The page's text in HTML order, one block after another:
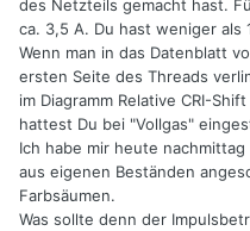
des Netzteils gemacht hast.
ca. 3,5 A. Du hast weniger als
Wenn man in das Datenblatt
ersten Seite des Threads
im Diagramm Relative CRI-
hattest Du bei "Vollgas"
Ich habe mir heute
aus eigenen Beständen
Farbsäumen.
Was sollte denn der